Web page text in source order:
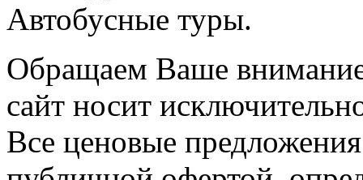
Автобусные туры.
Обращаем Ваше
сайт носит
Все ценовые